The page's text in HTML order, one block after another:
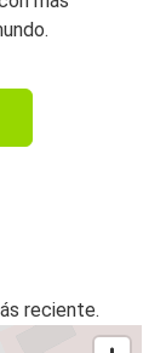
reciente.